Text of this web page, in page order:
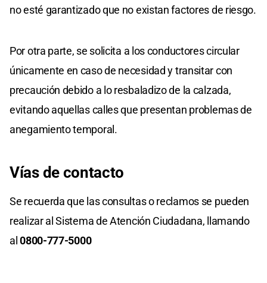
no esté garantizado que no existan factores de riesgo.
Por otra parte, se solicita a los conductores circular
únicamente en caso de necesidad y transitar con
precaución debido a lo resbaladizo de la calzada,
evitando aquellas calles que presentan problemas de
anegamiento temporal.
Vías de contacto
Se recuerda que las consultas o reclamos se pueden
realizar al Sistema de Atención Ciudadana, llamando
al0800-777-5000